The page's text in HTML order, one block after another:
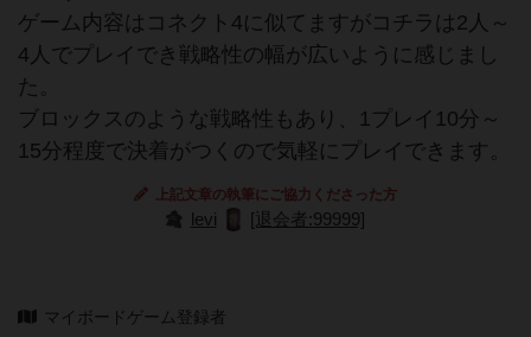
ゲーム内容はコネクト4に似てますがコチラは2人～
4人でプレイでき戦略性の幅が広いように感じまし
た。
ブロックスのような戦略性もあり、1プレイ10分～
15分程度で決着がつくので気軽にプレイできます。
上記文章の執筆にご協力くださった方
levi [退会者:99999]
マイボードゲーム登録者